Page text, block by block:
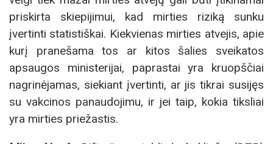
priskirta skiepijimui, kad mirties riziką sunku
įvertinti statistiškai. Kiekvienas mirties atvejis, apie
kurį pranešama tos ar kitos šalies sveikatos
apsaugos ministerijai, paprastai yra kruopščiai
nagrinėjamas, siekiant įvertinti, ar jis tikrai susijęs
su vakcinos panaudojimu, ir jei taip, kokia tiksliai
yra mirties priežastis.